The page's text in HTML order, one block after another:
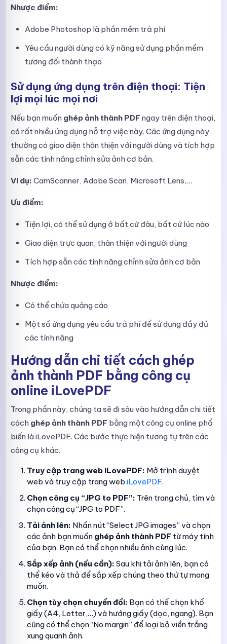
Nhược điểm:
Adobe Photoshop là phần mềm trả phí
Yêu cầu người dùng có kỹ năng sử dụng phần mềm
tương đối thành thạo
Sử dụng ứng dụng trên điện thoại: Tiện
lợi mọi lúc mọi nơi
Nếu bạn muốn ghép ảnh thành PDF ngay trên điện thoại,
có rất nhiều ứng dụng hỗ trợ việc này. Các ứng dụng này
thường có giao diện thân thiện với người dùng và tích hợp
sẵn các tính năng chỉnh sửa ảnh cơ bản.
Ví dụ: CamScanner, Adobe Scan, Microsoft Lens,…
Ưu điểm:
Tiện lợi, có thể sử dụng ở bất cứ đâu, bất cứ lúc nào
Giao diện trực quan, thân thiện với người dùng
Tích hợp sẵn các tính năng chỉnh sửa ảnh cơ bản
Nhược điểm:
Có thể chứa quảng cáo
Một số ứng dụng yêu cầu trả phí để sử dụng đầy đủ
các tính năng
Hướng dẫn chi tiết cách ghép
ảnh thành PDF bằng công cụ
online iLovePDF
Trong phần này, chúng ta sẽ đi sâu vào hướng dẫn chi tiết
cách ghép ảnh thành PDF bằng một công cụ online phổ
biến là iLovePDF. Các bước thực hiện tương tự trên các
công cụ khác.
Truy cập trang web iLovePDF: Mở trình duyệt
web và truy cập trang web iLovePDF.
Chọn công cụ “JPG to PDF”: Trên trang chủ, tìm và
chọn công cụ “JPG to PDF”.
Tải ảnh lên: Nhấn nút “Select JPG images” và chọn
các ảnh bạn muốn ghép ảnh thành PDF từ máy tính
của bạn. Bạn có thể chọn nhiều ảnh cùng lúc.
Sắp xếp ảnh (nếu cần): Sau khi tải ảnh lên, bạn có
thể kéo và thả để sắp xếp chúng theo thứ tự mong
muốn.
Chọn tùy chọn chuyển đổi: Bạn có thể chọn khổ
giấy (A4, Letter,…) và hướng giấy (dọc, ngang). Bạn
cũng có thể chọn “No margin” để loại bỏ viền trắng
xung quanh ảnh.